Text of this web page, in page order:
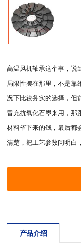
高温风机轴承这个事，说
局限性摆在那里，不是靠
况下比较务实的选择，但
冒充抗氧化石墨来用，那
材料省下来的钱，最后都
清楚，把工艺参数问明白
产品介绍